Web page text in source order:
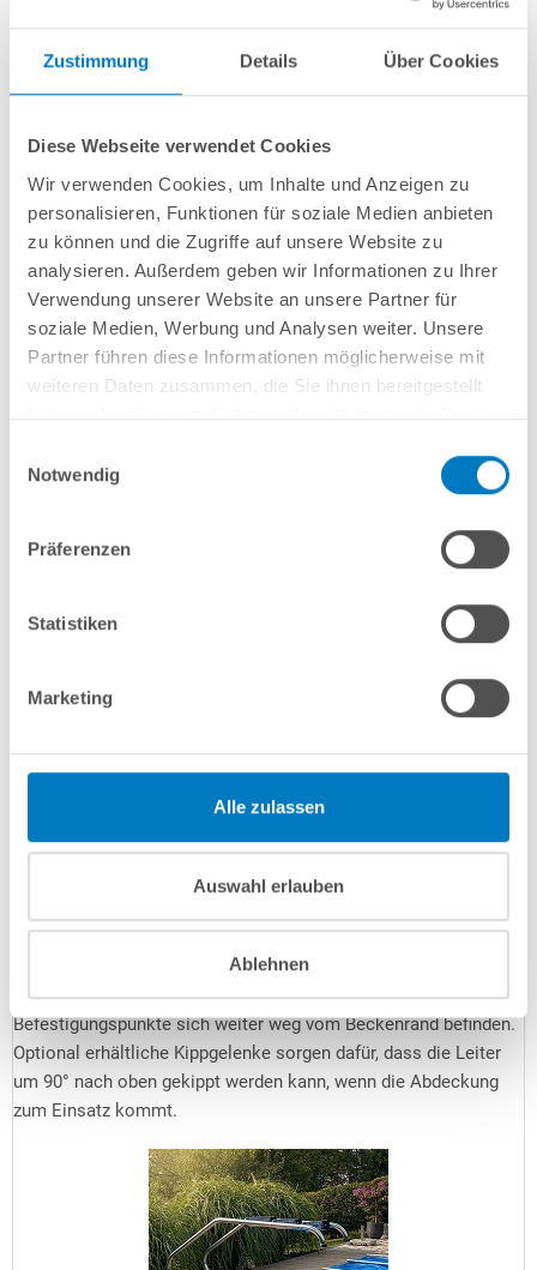
Zustimmung Details Über Cookies
Diese Webseite verwendet Cookies
Wir verwenden Cookies, um Inhalte und Anzeigen zu
personalisieren, Funktionen für soziale Medien anbieten
zu können und die Zugriffe auf unsere Website zu
analysieren. Außerdem geben wir Informationen zu Ihrer
Verwendung unserer Website an unsere Partner für
soziale Medien, Werbung und Analysen weiter. Unsere
Partner führen diese Informationen möglicherweise mit
weiteren Daten zusammen, die Sie ihnen bereitgestellt
Notwendig
Präferenzen
Statistiken
Marketing
Alle zulassen
Auswahl erlauben
Ablehnen
Merken
Fragen? Wir helfen Ihnen gerne weiter:
info(at)poolsana.de
Produktbeschreibung
Herstellerangaben
Optionen/Aufpreise
Welche Leiter benötige ich?
Das hängt von einer etwaigen geplanten Abdeckung ab.
Auflagefläche, manche Winterabdeckungen gar 35 cm. In
diesem Fall stünde eine eng ausladende Leiter buchstäblich im
Weg und Sie benötigen eineweit ausladende Leiter, deren
Befestigungspunkte sich weiter weg vom Beckenrand befinden.
Optional erhältliche Kippgelenke sorgen dafür, dass die Leiter
um 90° nach oben gekippt werden kann, wenn die Abdeckung
zum Einsatz kommt.